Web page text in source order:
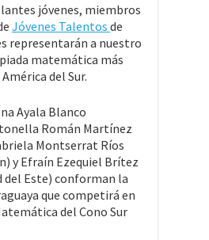
jóvenes, miembros
Jóvenes Talentos de
representarán a nuestro
matemática más
del Sur.
Ayala Blanco
Román Martínez
Montserrat Ríos
y Efraín Ezequiel Brítez
del Este) conforman la
que competirá en
del Cono Sur